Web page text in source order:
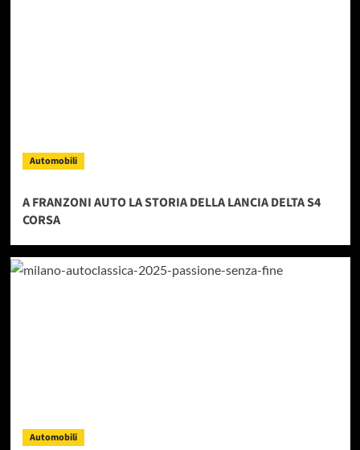
Automobili
A FRANZONI AUTO LA STORIA DELLA LANCIA DELTA S4
CORSA
Automobili